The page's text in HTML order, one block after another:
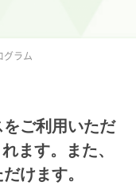
グラム
ご利用いただ
ます。また、
けます。